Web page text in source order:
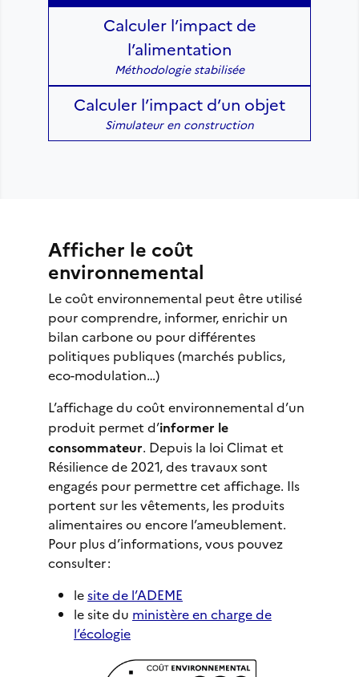
Calculer l’impact de
l’alimentation
Méthodologie stabilisée
Calculer l’impact d’un objet
Simulateur en construction
Afficher le coût
environnemental
Le coût environnemental peut être utilisé
pour comprendre, informer, enrichir un
bilan carbone ou pour différentes
politiques publiques (marchés publics,
eco-modulation…)
L’affichage du coût environnemental d’un
produit permet d’informer le
consommateur. Depuis la loi Climat et
Résilience de 2021, des travaux sont
engagés pour permettre cet affichage. Ils
portent sur les vêtements, les produits
alimentaires ou encore l’ameublement.
Pour plus d’informations, vous pouvez
consulter :
lesite de l’ADEME
le site du ministère en charge de
l’écologie